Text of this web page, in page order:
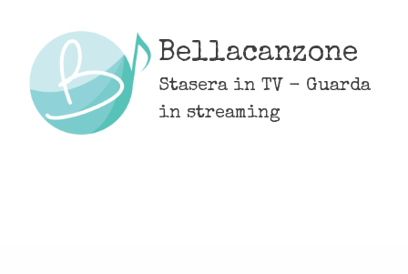
content
Bellacanzone
Stasera in TV - Guarda
in streaming